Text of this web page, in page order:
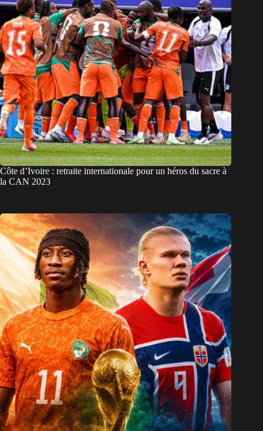
Côte d’Ivoire : retraite internationale pour un héros du sacre à
la CAN 2023